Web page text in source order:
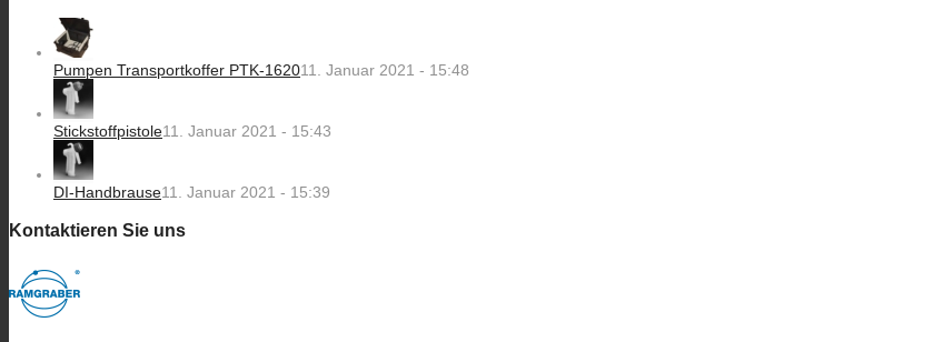
Pumpen Transportkoffer PTK-162011. Januar 2021 - 15:48
Stickstoffpistole11. Januar 2021 - 15:43
DI-Handbrause11. Januar 2021 - 15:39
Kontaktieren Sie uns